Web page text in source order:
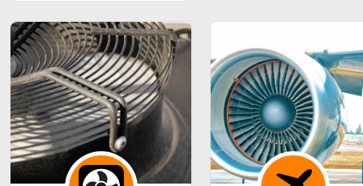
Medizin und
Pharma
Metallwerkzeuge
& KI